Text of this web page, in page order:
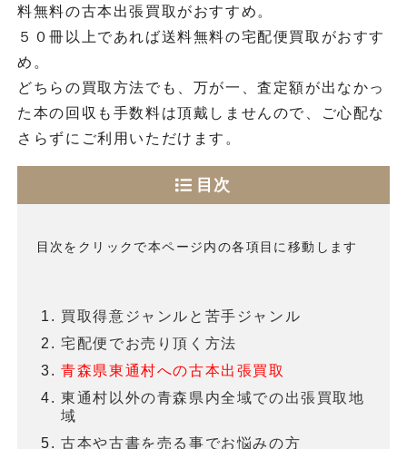
料無料の古本出張買取がおすすめ。
５０冊以上であれば送料無料の宅配便買取がおすす
め。
どちらの買取方法でも、万が一、査定額が出なかっ
た本の回収も手数料は頂戴しませんので、ご心配な
さらずにご利用いただけます。
目次
目次をクリックで本ページ内の各項目に移動します
買取得意ジャンルと苦手ジャンル
宅配便でお売り頂く方法
青森県東通村への古本出張買取
東通村以外の青森県内全域での出張買取地
域
古本や古書を売る事でお悩みの方